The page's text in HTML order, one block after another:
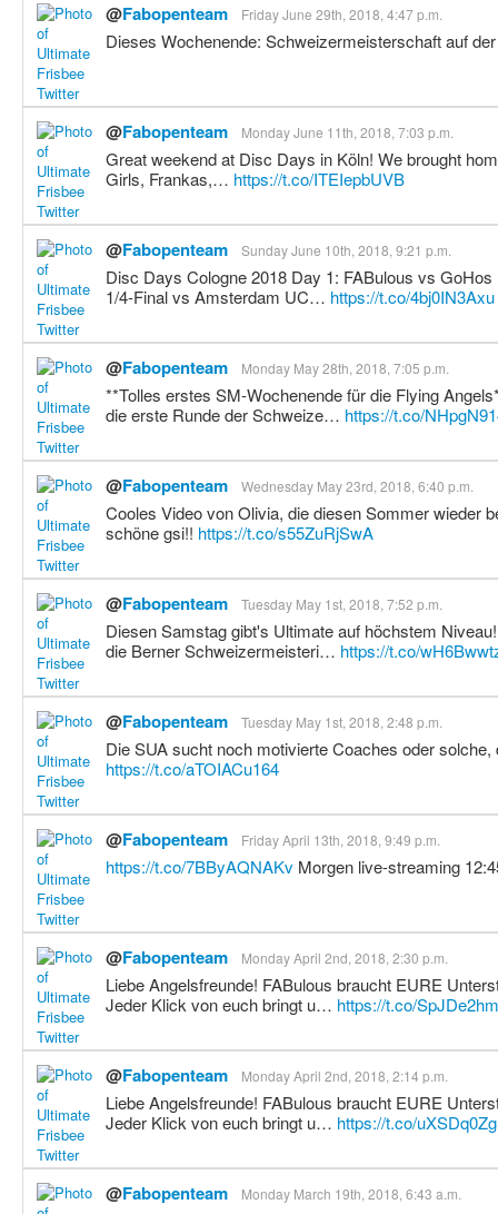
@Fabopenteam Friday June 29th, 2018, 4:47 p.m.
Dieses Wochenende: Schweizermeisterschaft auf
@Fabopenteam Monday June 11th, 2018, 7:03 p.m.
Great weekend at Disc Days in Köln! We brought
Girls, Frankas,… https://t.co/ITEIepbUVB
@Fabopenteam Sunday June 10th, 2018, 9:21 p.m.
Disc Days Cologne 2018 Day 1: FABulous vs
1/4-Final vs Amsterdam UC… https://t.co/4bj0IN3Axu
@Fabopenteam Monday May 28th, 2018, 7:05 p.m.
**Tolles erstes SM-Wochenende für die Flying
die erste Runde der Schweize… https://t.co/
@Fabopenteam Wednesday May 23rd, 2018, 6:40 p.m.
Cooles Video von Olivia, die diesen Sommer wieder
schöne gsi!! https://t.co/s55ZuRjSwA
@Fabopenteam Tuesday May 1st, 2018, 7:52 p.m.
Diesen Samstag gibt's Ultimate auf höchstem
die Berner Schweizermeisteri… https://t.co/
@Fabopenteam Tuesday May 1st, 2018, 2:48 p.m.
Die SUA sucht noch motivierte Coaches oder solche,
https://t.co/aTOIACu164
@Fabopenteam Friday April 13th, 2018, 9:49 p.m.
https://t.co/7BByAQNAKv Morgen live-streaming
@Fabopenteam Monday April 2nd, 2018, 2:30 p.m.
Liebe Angelsfreunde! FABulous braucht EURE
Jeder Klick von euch bringt u… https://t.co/
@Fabopenteam Monday April 2nd, 2018, 2:14 p.m.
Liebe Angelsfreunde! FABulous braucht EURE
Jeder Klick von euch bringt u… https://t.co/
@Fabopenteam Monday March 19th, 2018, 6:43 a.m.